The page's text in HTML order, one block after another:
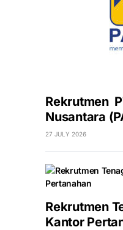
Rekrutmen
Nusantara
27 JULY 2026
Rekrutmen
Kantor